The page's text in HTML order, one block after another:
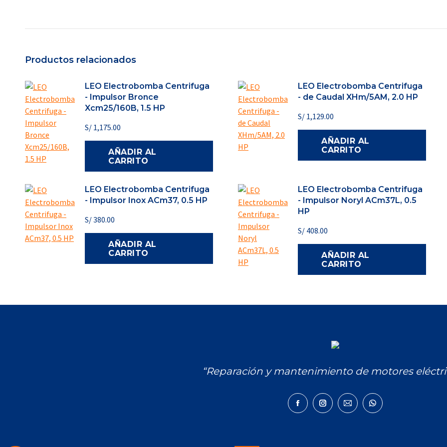
Productos relacionados
LEO Electrobomba Centrifuga
- Impulsor Bronce
Xcm25/160B, 1.5 HP
S/ 1,175.00
AÑADIR AL
CARRITO
LEO Electrobomba Centrifuga
- de Caudal XHm/5AM, 2.0 HP
S/ 1,129.00
AÑADIR AL
CARRITO
LEO Electrobomba Centrifuga
- Impulsor Inox ACm37, 0.5 HP
S/380.00
AÑADIR AL
CARRITO
LEO Electrobomba Centrifuga
- Impulsor Noryl ACm37L, 0.5
HP
S/ 408.00
AÑADIR AL
CARRITO
“Reparación y mantenimiento de motores
FacebookInstagram
Mail
Whatsapp